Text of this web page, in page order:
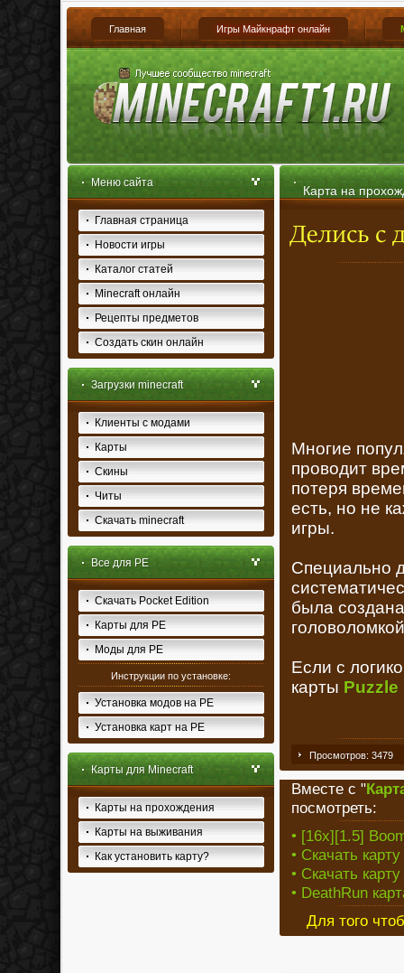
Главная Игры Майкнрафт онлайн
Меню сайта
Главная страница
Новости игры
Каталог статей
Minecraft онлайн
Рецепты предметов
Создать скин онлайн
Загрузки minecraft
Клиенты с модами
Карты
Скины
Читы
Скачать minecraft
Все для PE
Скачать Pocket Edition
Карты для PE
Моды для PE
Инструкции по установке:
Установка модов на PE
Установка карт на PE
Карты для Minecraft
Карты на прохождения
Карты на выживания
Как установить карту?
Карта на
Многие
проводит
потеря
есть, но не
игры.
Специально
была
Если с
карты Puzzle
Просмотров: 3479
Вместе с "
посмотреть:
• [16x][1.5]
• Скачать
• Скачать
• DeathRun
Для того